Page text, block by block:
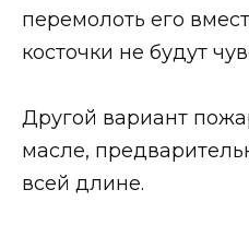
перемолоть его
косточки не будут
Другой вариант
масле,
всей длине.